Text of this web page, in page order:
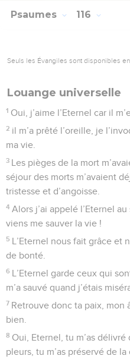
Psaumes 116
Seuls les Évangiles sont disponibles
Louange universelle
1 Oui, j’aime l’Eternel car il
2 il m’a prêté l’oreille, je
ma vie.
3 Les pièges de la mort
séjour des morts m’avaient
tristesse et d’angoisse.
4 Alors j’ai appelé l’Eternel
viens me sauver la vie !
5 L’Eternel nous fait grâce et
de bonté.
6 L’Eternel garde ceux qui
m’a sauvé quand j’étais
7 Retrouve donc ta paix, mon
bien.
8 Oui, Eternel, tu m’as
pleurs, tu m’as préservé de la